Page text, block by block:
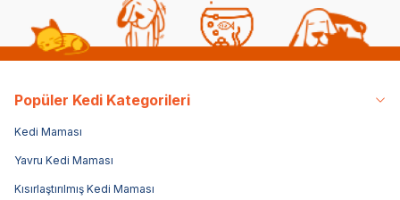
Popüler Kedi Kategorileri
Kedi Maması
Yavru Kedi Maması
Kısırlaştırılmış Kedi Maması